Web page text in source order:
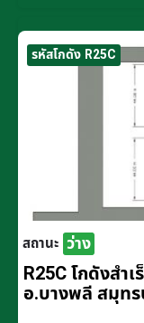
รหัสโกดัง R25C
สถานะ ว่าง
R25C โกดังสำ
อ.บางพลี สมุทร